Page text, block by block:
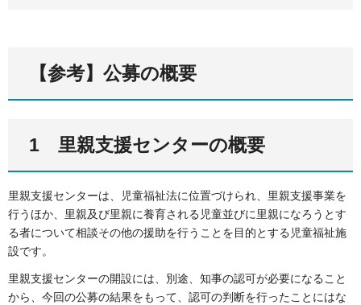
【参考】公募の概要
1 里親支援センターの概要
里親支援センターは、児童福祉法に位置づけられ、里親支援事業を
行うほか、里親及び里親に養育される児童並びに里親になろうとす
る者について相談その他の援助を行うことを目的とする児童福祉施
設です。
里親支援センターの開設には、別途、知事の認可が必要になること
から、今回の公募の結果をもって、認可の判断を行ったことにはな